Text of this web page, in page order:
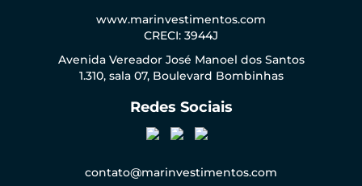
www.marinvestimentos.com
CRECI: 3944J
Avenida Vereador José Manoel dos Santos
1.310, sala 07, Boulevard Bombinhas
Redes Sociais
contato@marinvestimentos.com